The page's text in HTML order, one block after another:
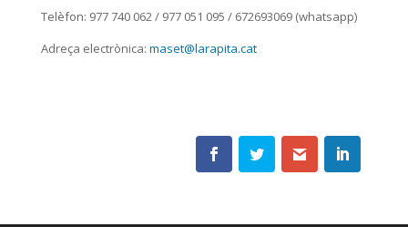
Telèfon: 977 740 062 / 977 051 095 / 672693069 (whatsapp)
Adreça electrònica: maset@larapita.cat